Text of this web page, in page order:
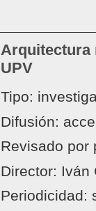
Arquitectura
UPV
Tipo:
Difusión:
Revisado por
Director: Iván
Periodicidad: